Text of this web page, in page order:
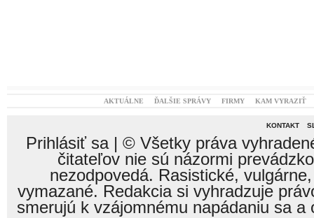
AKTUÁLNE ĎALŠIE SPRÁVY FIRMY KAM VYRAZIŤ
KONTAKT
Prihlásiť sa| © Všetky práva
čitateľov nie sú názormi
nezodpovedá. Rasistické,
vymazané. Redakcia si vyhradzuje
smerujú k vzájomnému napádaniu sa